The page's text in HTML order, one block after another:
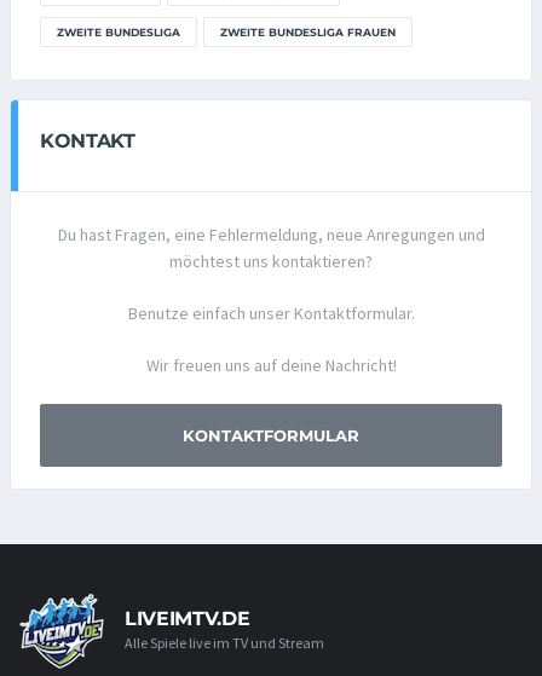
ZWEITE BUNDESLIGA ZWEITE BUNDESLIGA FRAUEN
KONTAKT
Du hast Fragen, eine Fehlermeldung, neue Anregungen und
möchtest uns kontaktieren?
Benutze einfach unser Kontaktformular.
Wir freuen uns auf deine Nachricht!
KONTAKTFORMULAR
LIVEIMTV.DE
Alle Spiele live im TV und Stream